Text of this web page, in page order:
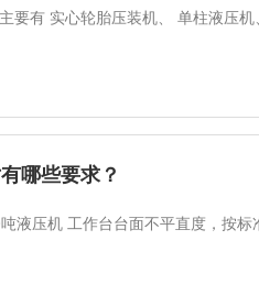
要有 实心轮胎压装机、 单柱液压
哪些要求？
液压机 工作台台面不平直度，按